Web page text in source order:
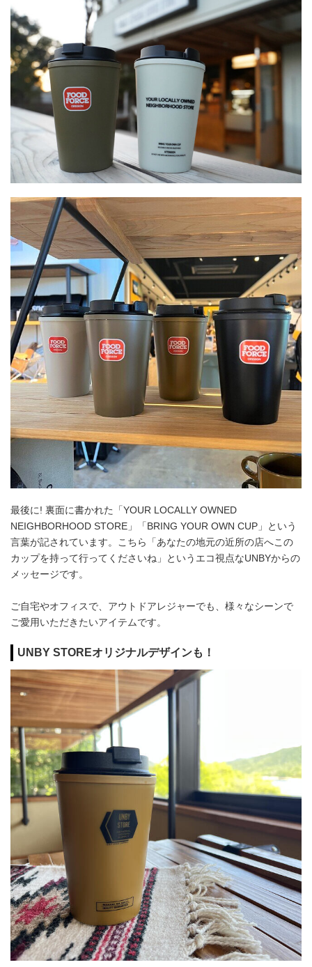
最後に! 裏面に書かれた「YOUR LOCALLY OWNED
NEIGHBORHOOD STORE」「BRING YOUR OWN CUP」という
言葉が記されています。こちら「あなたの地元の近所の店へこの
カップを持って行ってくださいね」というエコ視点なUNBYからの
メッセージです。
ご自宅やオフィスで、アウトドアレジャーでも、様々なシーンで
ご愛用いただきたいアイテムです。
UNBY STOREオリジナルデザインも！